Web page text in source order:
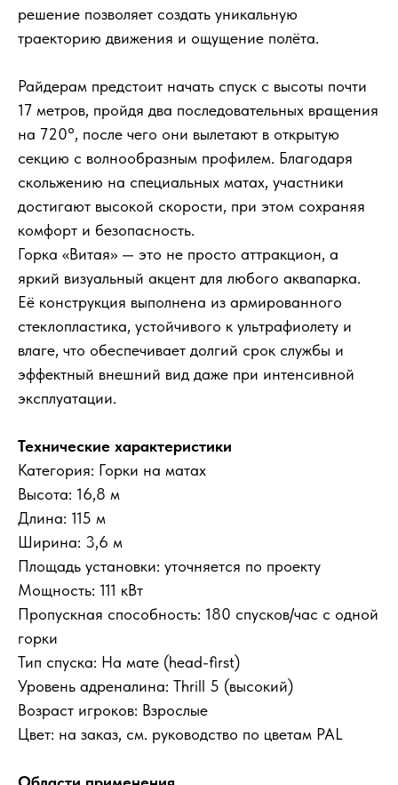
решение позволяет создать уникальную
траекторию движения и ощущение полёта.
Райдерам предстоит начать спуск с высоты почти
17 метров, пройдя два последовательных вращения
на 720°, после чего они вылетают в открытую
секцию с волнообразным профилем. Благодаря
скольжению на специальных матах, участники
достигают высокой скорости, при этом сохраняя
комфорт и безопасность.
Горка «Витая» — это не просто аттракцион, а
яркий визуальный акцент для любого аквапарка.
Её конструкция выполнена из армированного
стеклопластика, устойчивого к ультрафиолету и
влаге, что обеспечивает долгий срок службы и
эффектный внешний вид даже при интенсивной
эксплуатации.
Технические характеристики
Категория: Горки на матах
Высота: 16,8 м
Длина: 115 м
Ширина: 3,6 м
Площадь установки: уточняется по проекту
Мощность: 111 кВт
Пропускная способность: 180 спусков/час с одной
горки
Тип спуска: На мате (head-first)
Уровень адреналина: Thrill 5 (высокий)
Возраст игроков: Взрослые
Цвет: на заказ, см. руководство по цветам PAL